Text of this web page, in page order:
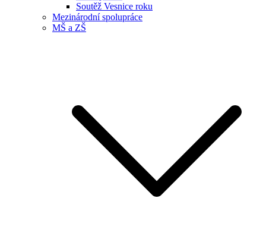
Soutěž Vesnice roku
Mezinárodní spolupráce
MŠ a ZŠ